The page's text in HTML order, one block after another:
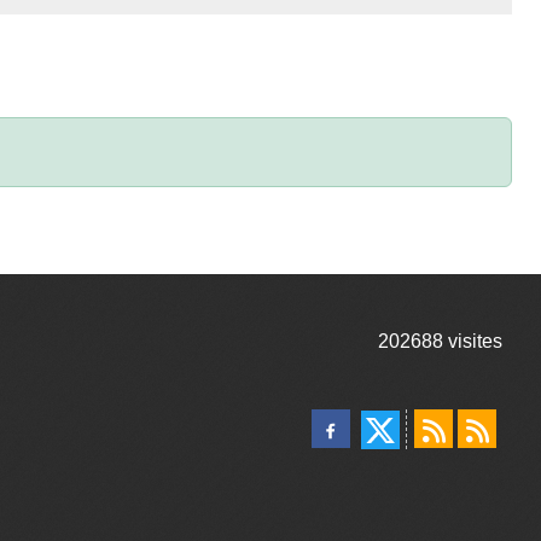
202688 visites